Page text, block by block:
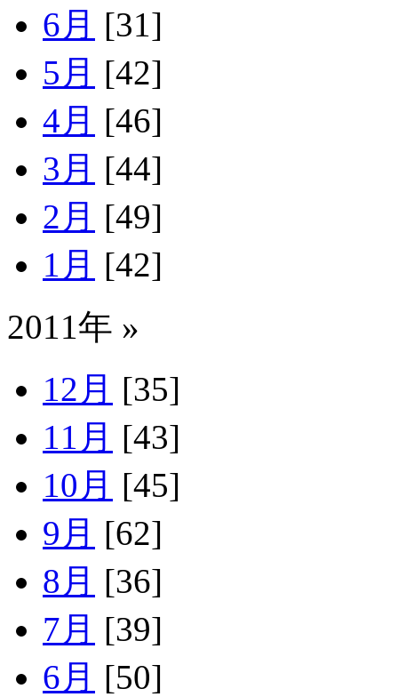
6月 [31]
5月 [42]
4月 [46]
3月 [44]
2月 [49]
1月 [42]
2011年 »
12月 [35]
11月 [43]
10月 [45]
9月 [62]
8月 [36]
7月 [39]
6月 [50]